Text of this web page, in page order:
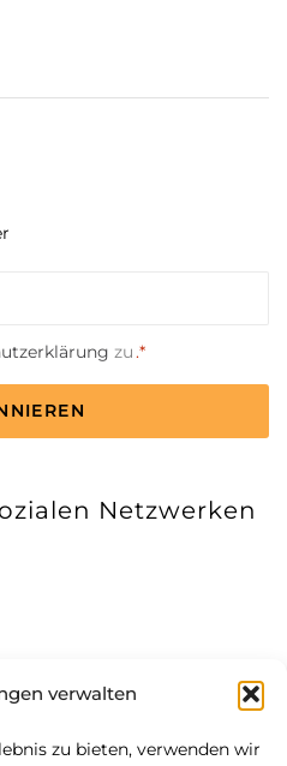
verwalten
zu bieten, verwenden wir
zu.*
Netzwerken